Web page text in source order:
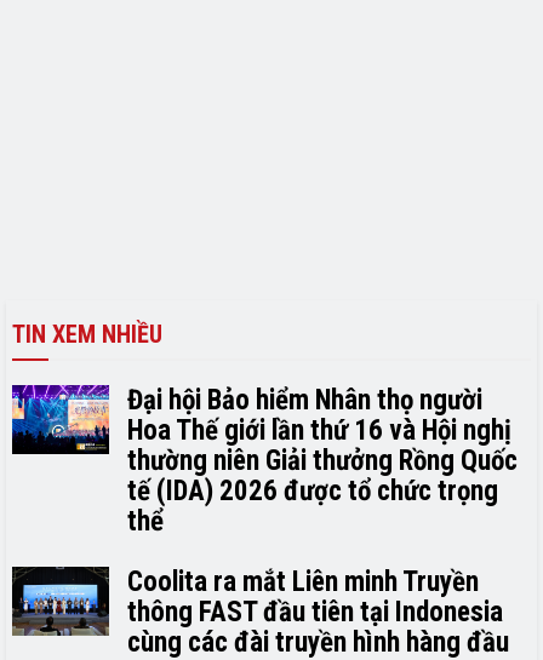
TIN XEM NHIỀU
Đại hội Bảo hiểm Nhân thọ người
Hoa Thế giới lần thứ 16 và Hội nghị
thường niên Giải thưởng Rồng Quốc
tế (IDA) 2026 được tổ chức trọng
thể
Coolita ra mắt Liên minh Truyền
thông FAST đầu tiên tại Indonesia
cùng các đài truyền hình hàng đầu